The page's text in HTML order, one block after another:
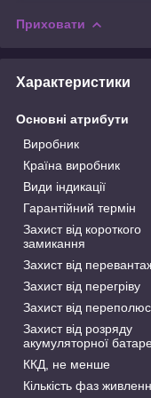
Приховати
Характеристики
Основні атрибути
Виробник
Країна виробник
Види індикації
Гарантійний термін
Захист від короткого
замикання
Захист від
Захист від перегріву
Захист від
Захист від розряду
акумуляторної
ККД, не менше
Кількість фаз